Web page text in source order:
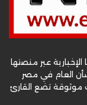
عبر منصتها
العام في مصر
موثوقة تضع القارئ